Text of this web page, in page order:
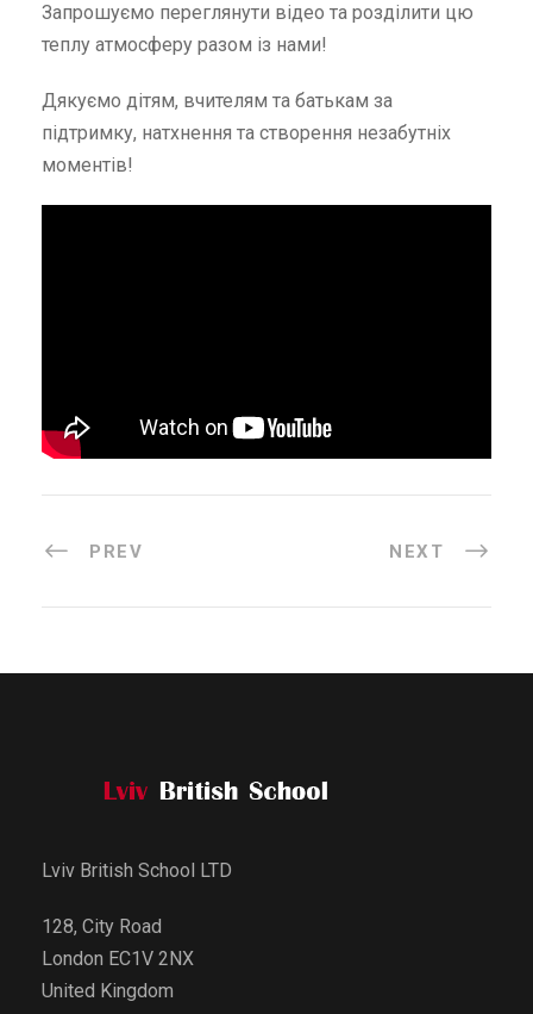
Запрошуємо переглянути відео та розділити цю
теплу атмосферу разом із нами!
Дякуємо дітям, вчителям та батькам за
підтримку, натхнення та створення незабутніх
моментів!
PREV NEXT
Lviv British School LTD
128, City Road
London EC1V 2NX
United Kingdom